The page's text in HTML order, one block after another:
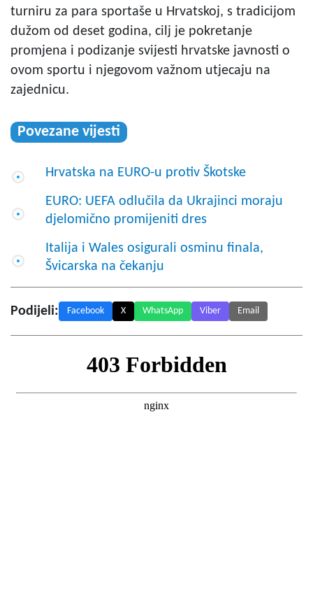
turniru za para sportaše u Hrvatskoj, s tradicijom
dužom od deset godina, cilj je pokretanje
promjena i podizanje svijesti hrvatske javnosti o
ovom sportu i njegovom važnom utjecaju na
zajednicu.
Povezane vijesti
Hrvatska na EURO-u protiv Škotske
EURO: UEFA odlučila da Ukrajinci moraju
djelomično promijeniti dres
Italija i Wales osigurali osminu finala,
Švicarska na čekanju
Podijeli: Facebook X WhatsApp Viber Email